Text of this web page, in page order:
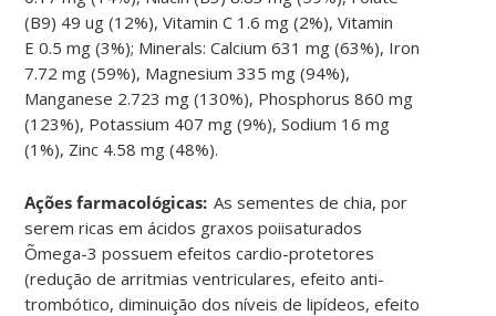
(B9) 49 ug (12%), Vitamin C 1.6 mg (2%), Vitamin
E0.5 mg (3%); Minerals: Calcium 631 mg (63%), Iron
7.72 mg (59%), Magnesium 335 mg (94%),
Manganese 2.723 mg (130%), Phosphorus 860 mg
(123%), Potassium 407 mg (9%), Sodium 16 mg
(1%), Zinc 4.58 mg (48%).
Ações farmacológicas: As sementes de chia, por
serem ricas em ácidos graxos poiisaturados
Õmega-3 possuem efeitos cardio-protetores
(redução de arritmias ventriculares, efeito anti-
trombótico, diminuição dos níveis de lipídeos, efeito